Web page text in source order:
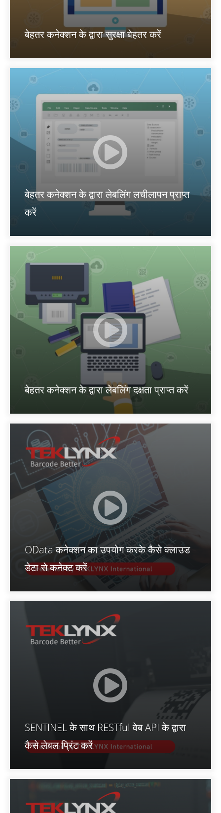
बेहतर कनेक्शन के द्वारा सुरक्षा बेहतर करें
बेहतर कनेक्शन के द्वारा लेबलिंग लचीलापन प्राप्त
करें
बेहतर कनेक्शन के द्वारा लेबलिंग दक्षता प्राप्त करें
OData कनेक्शन का उपयोग करके कैसे क्लाउड
डेटा से कनेक्ट करें
SENTINEL के साथ RESTful वेब API के द्वारा
कैसे लेबल प्रिंट करें